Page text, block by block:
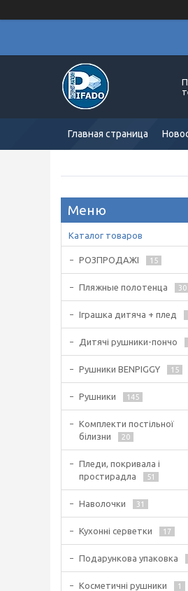
Главная страница
Каталог товаров
РОЗПРОДАЖІ 15
Пляжные полотенца 30
Іграшка дитяча + плед
Дитячі рушники-пончо
Рушники BENPIGGY 15
Рушники 145
Комплекти постільної
білизни
20
Пледи, покривала і
простирадла
51
Наволочки 31
Кухонні серветки 17
Подарункова упаковка
Косметичні рушники 1